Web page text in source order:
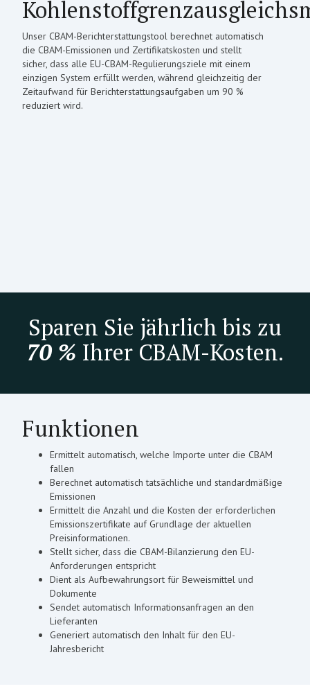
Unser CBAM-Berichterstattungstool berechnet automatisch
die CBAM-Emissionen und Zertifikatskosten und stellt
sicher, dass alle EU-CBAM-Regulierungsziele mit einem
einzigen System erfüllt werden, während gleichzeitig der
Zeitaufwand für Berichterstattungsaufgaben um 90 %
reduziert wird.
Sparen Sie jährlich bis zu
70 % Ihrer CBAM-Kosten.
Funktionen
Ermittelt automatisch, welche Importe unter die CBAM
fallen
Berechnet automatisch tatsächliche und standardmäßige
Emissionen
Ermittelt die Anzahl und die Kosten der erforderlichen
Emissionszertifikate auf Grundlage der aktuellen
Preisinformationen.
Stellt sicher, dass die CBAM-Bilanzierung den EU-
Anforderungen entspricht
Dient als Aufbewahrungsort für Beweismittel und
Dokumente
Sendet automatisch Informationsanfragen an den
Lieferanten
Generiert automatisch den Inhalt für den EU-
Jahresbericht